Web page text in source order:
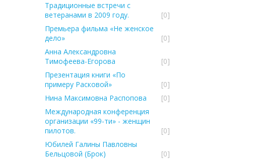
Традиционные встречи с
ветеранами в 2009 году.
[0]
Премьера фильма «Не женское
дело»
[0]
Анна Александровна
Тимофеева-Егорова
[0]
Презентация книги «По
примеру Расковой»
[0]
Нина Максимовна Распопова
[0]
Международная конференция
организации «99-ти» - женщин
пилотов.
[0]
Юбилей Галины Павловны
Бельцовой (Брок)
[0]